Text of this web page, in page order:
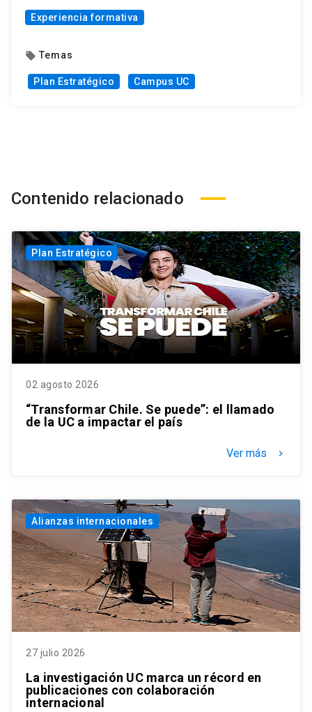
Experiencia formativa
local_offer Temas
Plan Estratégico Campus UC
Contenido relacionado
Plan Estratégico
02 agosto 2026
“Transformar Chile. Se puede”: el llamado
de la UC a impactar el país
Ver más keyboard_arrow_right
Alianzas internacionales
27 julio 2026
La investigación UC marca un récord en
publicaciones con colaboración
internacional